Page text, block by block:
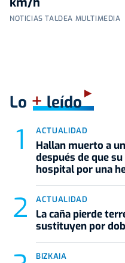
NOTICIAS TALDEA MULTIMEDIA
Lo +leído
ACTUALIDAD
Hallan muerto a
después de que
hospital por una
ACTUALIDAD
La caña pierde
sustituyen por
BIZKAIA